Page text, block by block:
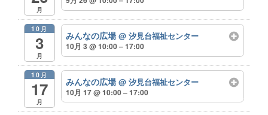
月
10月
3
月
みんなの広場@ 汐見台福祉センター
10月 3 @ 10:00 – 17:00
10月
17
月
みんなの広場@ 汐見台福祉センター
10月 17 @ 10:00 – 17:00